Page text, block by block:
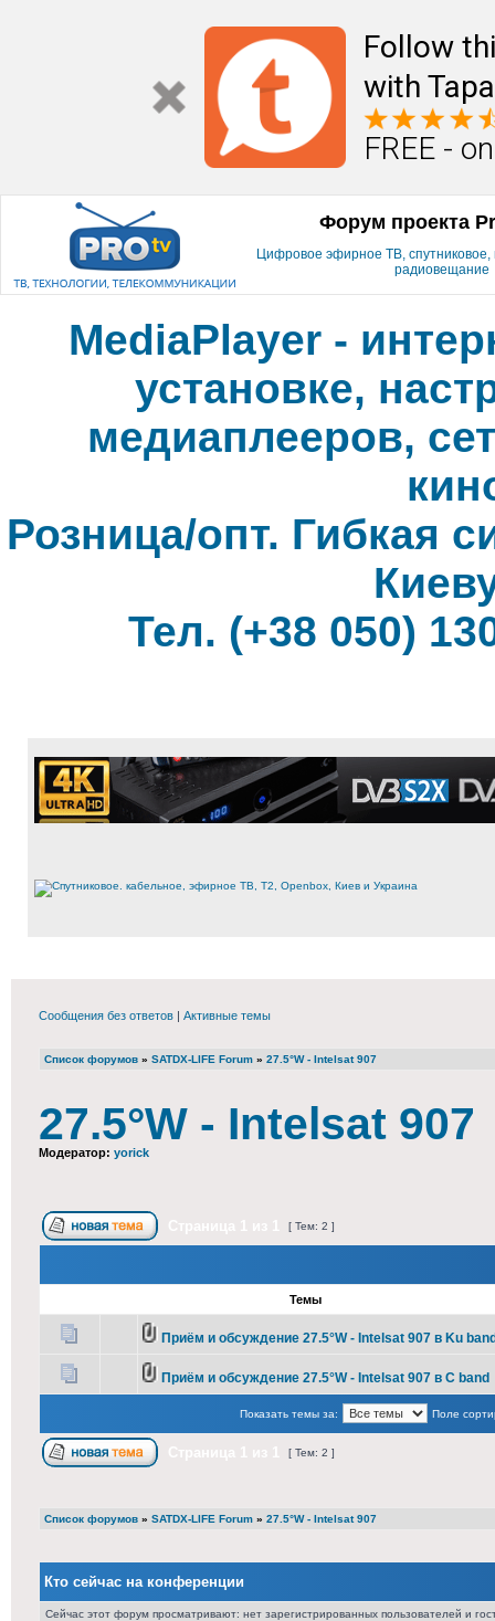
Follow
with
FREE -
Форум проекта
Цифровое эфирное ТВ, спутниковое,
радиовещание
MediaPlayer -
установке,
медиаплееров,
Розница/опт. Гибкая
Тел. (+38 050)
Сообщения без ответов | Активные темы
Список форумов » SATDX-LIFE Forum » 27.5°W - Intelsat 907
27.5°W - Intelsat 907
Модератор: yorick
[ Тем: 2 ]
Темы
Приём и обсуждение 27.5°W - Intelsat 907 в Ku
Приём и обсуждение 27.5°W - Intelsat 907 в C band
Показать темы за: Поле
[ Тем: 2 ]
Список форумов » SATDX-LIFE Forum » 27.5°W - Intelsat 907
Кто сейчас на конференции
Сейчас этот форум просматривают: нет зарегистрированных пользователей и